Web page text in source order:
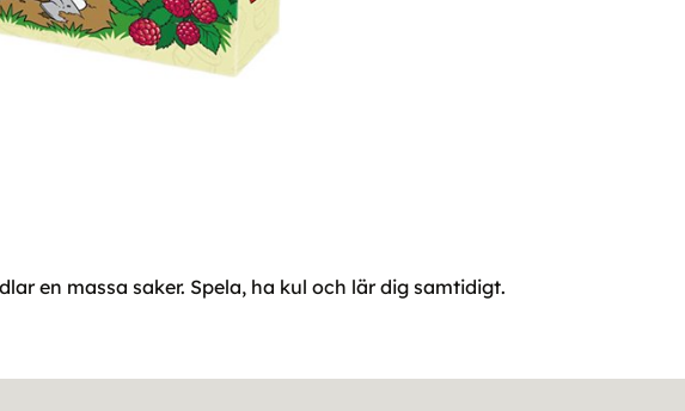
en massa saker. Spela, ha kul och lär dig samtidigt.